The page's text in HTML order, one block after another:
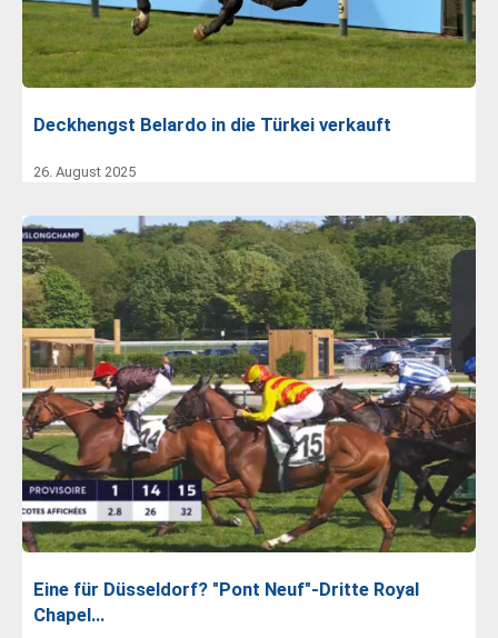
Deckhengst Belardo in die Türkei verkauft
26. August 2025
Eine für Düsseldorf? "Pont Neuf"-Dritte Royal
Chapel…